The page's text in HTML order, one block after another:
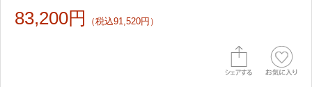
83,200円 （税込91,520円）